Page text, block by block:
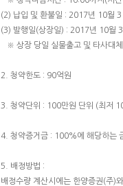
(2) 납입 및 환불일 : 2017년 10월
(3) 발행일(상장일) : 2017년 10월
※ 상장 당일 실물출고 및 타사대
2. 청약한도 : 90억원
3. 청약단위 : 100만원 단위 (최저
4. 청약증거금 : 100%에 해당하는
5. 배정방법 :
배정수량 계산시에는 한양증권(주)